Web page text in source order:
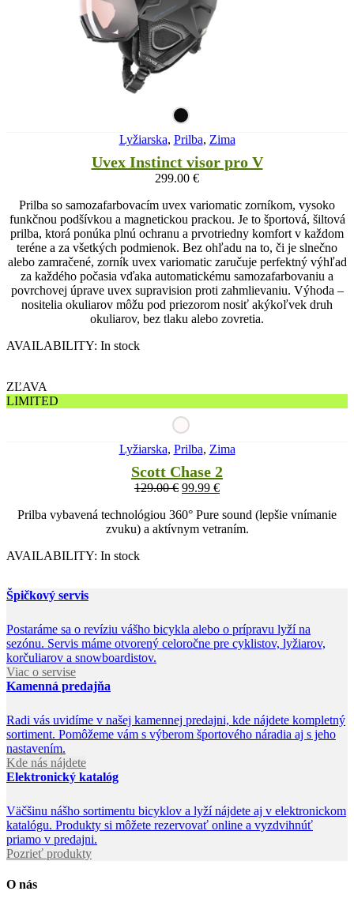
Lyžiarska, Prilba, Zima
Uvex Instinct visor pro V
299.00 €
Prilba so samozafarbovacím uvex variomatic zorníkom, vysoko
funkčnou podšívkou a magnetickou prackou. Je to športová, šiltová
prilba, ktorá ponúka plnú ochranu a prvotriedny komfort v každom
teréne a za všetkých podmienok. Bez ohľadu na to, či je slnečno
alebo zamračené, zorník uvex variomatic zaručuje perfektný výhľad
za každého počasia vďaka automatickému samozafarbovaniu a
povrchovej úprave uvex supravision proti zahmlievaniu. Výhoda –
nositelia okuliarov môžu pod priezorom nosiť akýkoľvek druh
okuliarov, bez tlaku alebo zovretia.
AVAILABILITY: In stock
ZĽAVA
LIMITED
Lyžiarska, Prilba, Zima
Scott Chase 2
129.00€ 99.99 €
Prilba vybavená technológiou 360° Pure sound (lepšie vnímanie
zvuku) a aktívnym vetraním.
AVAILABILITY: In stock
Špičkový servis
Postaráme sa o revíziu vášho bicykla alebo o prípravu lyží na
sezónu. Servis máme otvorený celoročne pre cyklistov, lyžiarov,
korčuliarov a snowboardistov.
Viac o servise
Kamenná predajňa
Radi vás uvidíme v našej kamennej predajni, kde nájdete kompletný
sortiment. Pomôžeme vám s výberom športového náradia aj s jeho
nastavením.
Kde nás nájdete
Elektronický katalóg
Väčšinu nášho sortimentu bicyklov a lyží nájdete aj v elektronickom
katalógu. Produkty si môžete rezervovať online a vyzdvihnúť
priamo v predajni.
Pozrieť produkty
O nás